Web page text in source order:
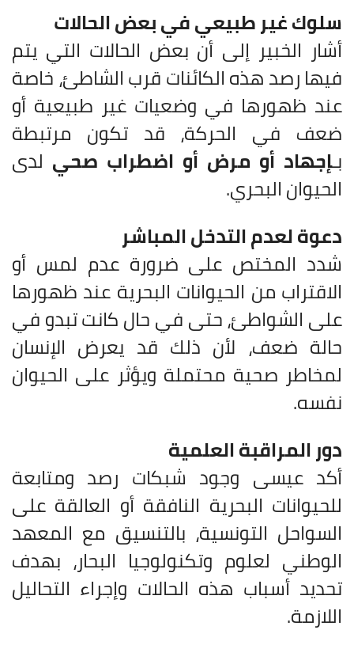
سلوك غير طبيعي في بعض الحالات
أشار الخبير إلى أن بعض الحالات التي يتم
فيها رصد هذه الكائنات قرب الشاطئ، خاصة
عند ظهورها في وضعيات غير طبيعية أو
ضعف في الحركة، قد تكون مرتبطة
بـإجهاد أو مرض أو اضطراب صحي لدى
الحيوان البحري.
دعوة لعدم التدخل المباشر
شدد المختص على ضرورة عدم لمس أو
الاقتراب من الحيوانات البحرية عند ظهورها
على الشواطئ، حتى في حال كانت تبدو في
حالة ضعف، لأن ذلك قد يعرض الإنسان
لمخاطر صحية محتملة ويؤثر على الحيوان
نفسه.
دور المراقبة العلمية
أكد عيسى وجود شبكات رصد ومتابعة
للحيوانات البحرية النافقة أو العالقة على
السواحل التونسية، بالتنسيق مع المعهد
الوطني لعلوم وتكنولوجيا البحار، بهدف
تحديد أسباب هذه الحالات وإجراء التحاليل
اللازمة.